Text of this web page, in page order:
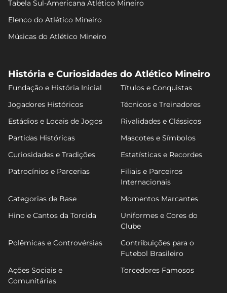
Tabela Sul-Americana Atlético Mineiro
Elenco do Atlético Mineiro
Músicas do Atlético Mineiro
História e Curiosidades do Atlético Mineiro
Fundação e História Inicial
Títulos e Conquistas
Jogadores Históricos
Técnicos e Treinadores
Estádios e Locais de Jogos
Rivalidades e Clássicos
Partidas Históricas
Mascotes e Símbolos
Curiosidades e Tradições
Estatísticas e Recordes
Patrocínios e Parcerias
Filiais e Parceiros
Internacionais
Categorias de Base
Momentos Marcantes
Hino e Cantos da Torcida
Uniformes e Cores do
Clube
Polêmicas e Controvérsias
Contribuições para o
Futebol Brasileiro
Ações Sociais e
Comunitárias
Torcedores Famosos